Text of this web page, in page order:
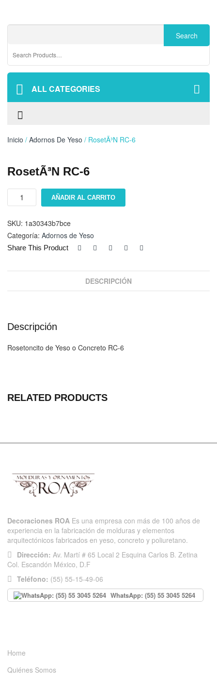
ALL CATEGORIES
Inicio / Adornos De Yeso / RosetÃ³n RC-6
RosetÃ³n RC-6
RosetÃ³n
cantidad
AÑADIR AL CARRITO
SKU: 1a30343b7bce
Categoría: Adornos de Yeso
Share This Product
DESCRIPCIÓN
Descripción
Rosetoncito de Yeso o Concreto RC-6
RELATED PRODUCTS
Decoraciones ROA Es una empresa con más de 100 años de
experiencia en la fabricación de molduras y elementos
arquitectónicos fabricados en yeso, concreto y poliuretano.
Dirección: Av. Martí # 65 Local 2 Esquina Carlos B. Zetina
Col. Escandón México, D.F
Teléfono: (55) 55-15-49-06
WhatsApp: (55) 55 3045 5264
Home
Quiénes Somos